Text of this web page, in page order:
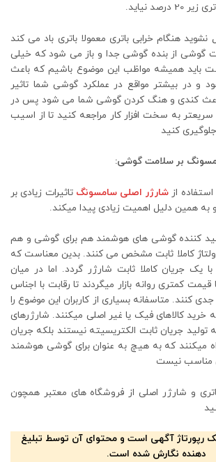
نیاید.
هنگام خرابی باتری معمولا باتری باد می کند
از بنده گوشی جدا و باز می شود که خیلی
باید همیشه مواظب این موضوع باشیم که باعث
و در بیشتر مواقع در عملکرد گوشی شما تاثیر
کندی و هنگ کردن گوشی شما می شود پس در
سریعتر به سخت افزار کار مراجعه کنید تا از اسیب
کنید
بر سلامت گوشی:
از شارژر اصلی سامسونگ تاثیرات زیادی بر
به همین دلیل اهمیت زیادی پیدا میکند.
کننده گوشی های هوشمند هم برای گوشی و هم
کاملا ثابت مشخص می کنند. بدین معناست که
یک جریان کاملا ثابت شارژر گردد. اما در میان
کمتری روانه بازار میگردند تا رقابت با اجناس
کنند. متاسفانه بسیاری از کاربران این موضوع را
خرید کالاهای فیک یا غیر اصلی میکنند. شارژرهای
تولید جریان ثابت الکتریسیته نیستند بلکه جریان
میکنند که به هیچ به عنوان برای گوشی هوشمند
مناسب نیست
و شارژر اصلی از فروشگاه های معتبر همچون
رپورتاژ آگهی است و محتوای آن توسط تبلیغ
دهنده نگارش شده است.